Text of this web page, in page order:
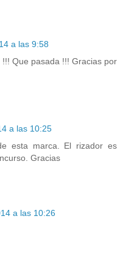
a las 9:58
Que pasada !!! Gracias por
a las 10:25
esta marca. El rizador es
Gracias
a las 10:26